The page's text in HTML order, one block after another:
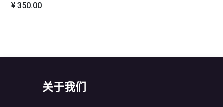
¥ 350.00
关于我们